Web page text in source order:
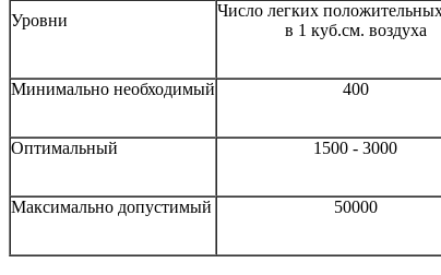
Уровни
Число легких
в 1 куб.см. воздуха
Минимально необходимый 400
Оптимальный 1500 - 3000
Максимально допустимый 50000